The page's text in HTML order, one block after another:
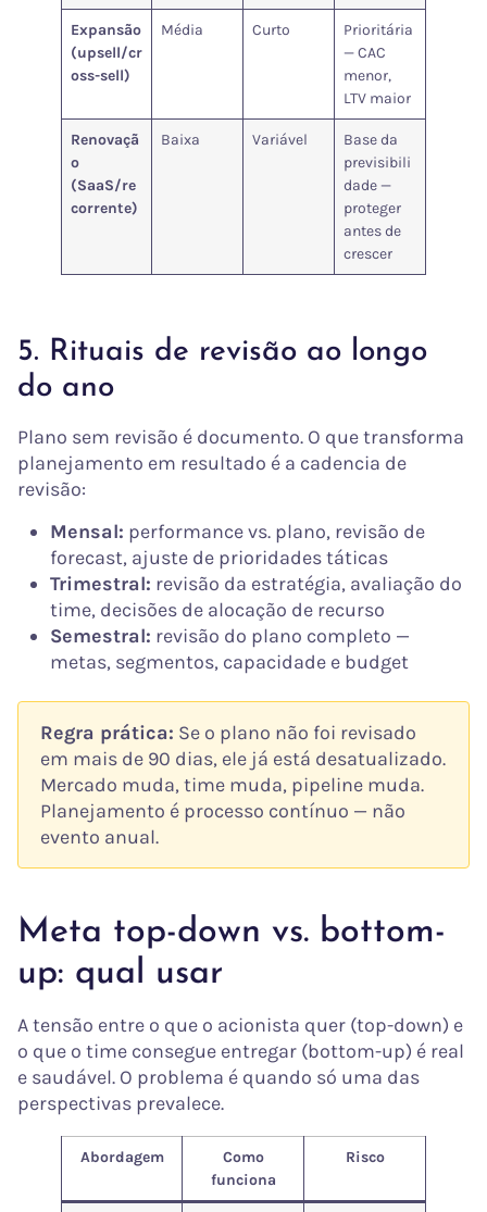
Expansão
(upsell/cr
oss-sell)
Média Curto
Prioritária
— CAC
menor,
LTV maior
Renovaçã
o
(SaaS/re
corrente)
Baixa Variável
Base da
previsibili
dade —
proteger
antes de
crescer
5. Rituais de revisão ao longo
do ano
Plano sem revisão é documento. O que transforma
planejamento em resultado é a cadencia de
revisão:
Mensal: performance vs. plano, revisão de
forecast, ajuste de prioridades táticas
Trimestral: revisão da estratégia, avaliação do
time, decisões de alocação de recurso
Semestral: revisão do plano completo —
metas, segmentos, capacidade e budget
Regra prática: Se o plano não foi revisado
em mais de 90 dias, ele já está desatualizado.
Mercado muda, time muda, pipeline muda.
Planejamento é processo contínuo — não
evento anual.
Meta top-down vs. bottom-
up: qual usar
A tensão entre o que o acionista quer (top-down) e
o que o time consegue entregar (bottom-up) é real
e saudável. O problema é quando só uma das
perspectivas prevalece.
Abordagem
Como
funciona
Risco